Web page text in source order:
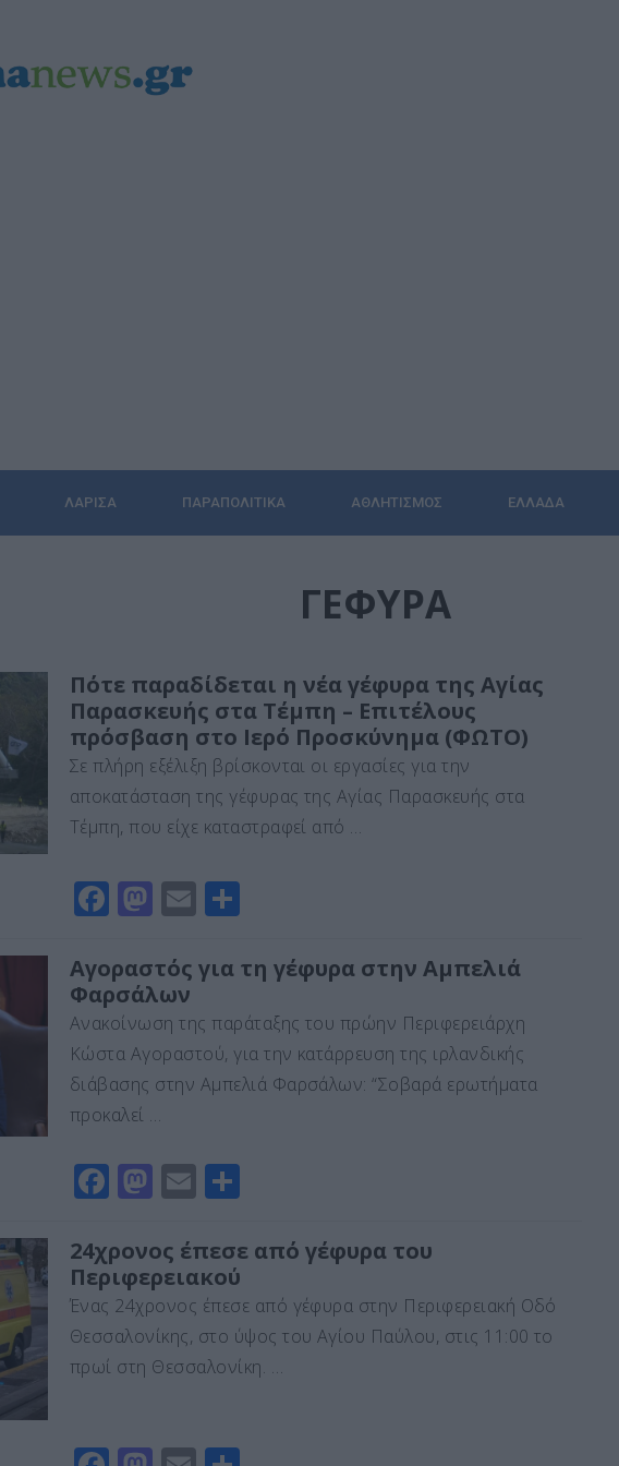
ΛΆΡΙΣΑ ΠΑΡΑΠΟΛΙΤΙΚΆ ΑΘΛΗΤΙΣΜΌΣ ΕΛΛΆΔΑ
ΓΈΦΥΡΑ
Πότε παραδίδεται η νέα γέφυρα της Αγίας
Παρασκευής στα Τέμπη – Επιτέλους
πρόσβαση στο Ιερό Προσκύνημα (ΦΩΤΟ)
Σε πλήρη εξέλιξη βρίσκονται οι εργασίες για την
αποκατάσταση της γέφυρας της Αγίας Παρασκευής στα
Τέμπη, που είχε καταστραφεί από …
F
c
e
b
o
o
M
st
o
d
o
n
E
ai ρ
α
σ
τε
Αγοραστός για τη γέφυρα στην Αμπελιά
Φαρσάλων
Ανακοίνωση της παράταξης του πρώην Περιφερειάρχη
Κώστα Αγοραστού, για την κατάρρευση της ιρλανδικής
διάβασης στην Αμπελιά Φαρσάλων: “Σοβαρά ερωτήματα
προκαλεί …
F
c
e
b
o
M
st
o
d
o
E
ai
l
ρ
σ
τε
ίτ
24χρονος έπεσε από γέφυρα του
Περιφερειακού
Ένας 24χρονος έπεσε από γέφυρα στην Περιφερειακή Οδό
Θεσσαλονίκης, στο ύψος του Αγίου Παύλου, στις 11:00 το
πρωί στη Θεσσαλονίκη. …